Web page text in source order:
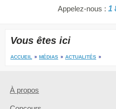
Appelez-nous : 1
Vous êtes ici
ACCUEIL MÉDIAS ACTUALITÉS
À propos